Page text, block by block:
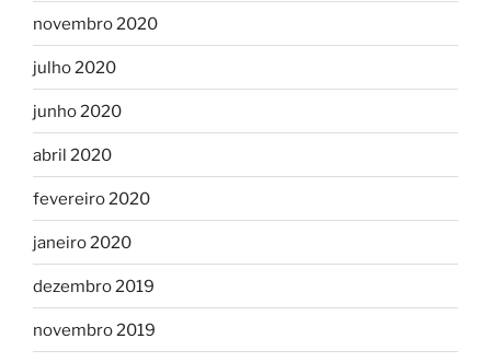
novembro 2020
julho 2020
junho 2020
abril 2020
fevereiro 2020
janeiro 2020
dezembro 2019
novembro 2019